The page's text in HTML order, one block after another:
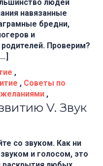
людей
навязанные
бредни,
и
Проверим?
,
, Советы по
,
V. Звук
со звуком. Как ни
и голосом, это